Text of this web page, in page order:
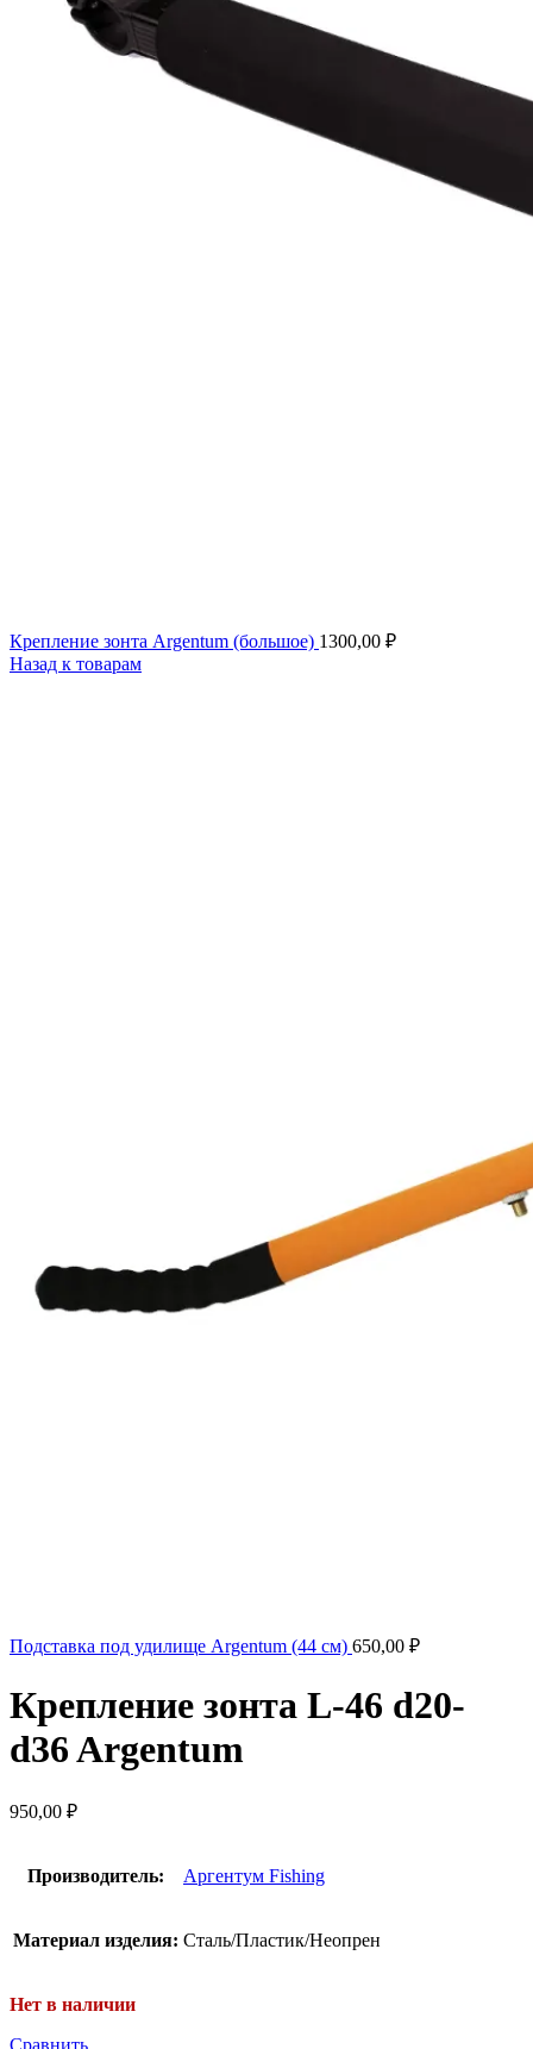
Крепление зонта Argentum (большое) 1300,00 ₽
Назад к товарам
Подставка под удилище Argentum (44 см) 650,00 ₽
Крепление зонта L-46 d20-
d36 Argentum
950,00 ₽
Производитель: Аргентум Fishing
Материал изделия: Сталь/Пластик/Неопрен
Нет в наличии
Сравнить